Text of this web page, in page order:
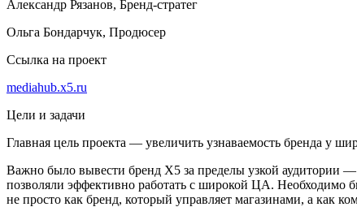
Александр Рязанов, Бренд-стратег
Ольга Бондарчук, Продюсер
Ссылка на проект
mediahub.x5.ru
Цели и задачи
Главная цель проекта — увеличить узнаваемость бренда у
Важно было вывести бренд X5 за пределы узкой аудитории
позволяли эффективно работать с широкой ЦА. Необходимо
не просто как бренд, который управляет магазинами, а как